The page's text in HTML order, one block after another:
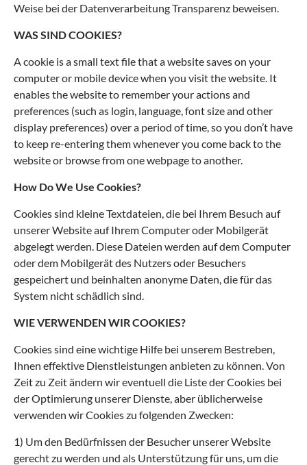
Weise bei der Datenverarbeitung Transparenz beweisen.
WAS SIND COOKIES?
A cookie is a small text file that a website saves on your
computer or mobile device when you visit the website. It
enables the website to remember your actions and
preferences (such as login, language, font size and other
display preferences) over a period of time, so you don’t have
to keep re-entering them whenever you come back to the
website or browse from one webpage to another.
How Do We Use Cookies?
Cookies sind kleine Textdateien, die bei Ihrem Besuch auf
unserer Website auf Ihrem Computer oder Mobilgerät
abgelegt werden. Diese Dateien werden auf dem Computer
oder dem Mobilgerät des Nutzers oder Besuchers
gespeichert und beinhalten anonyme Daten, die für das
System nicht schädlich sind.
WIE VERWENDEN WIR COOKIES?
Cookies sind eine wichtige Hilfe bei unserem Bestreben,
Ihnen effektive Dienstleistungen anbieten zu können. Von
Zeit zu Zeit ändern wir eventuell die Liste der Cookies bei
der Optimierung unserer Dienste, aber üblicherweise
verwenden wir Cookies zu folgenden Zwecken:
1) Um den Bedürfnissen der Besucher unserer Website
gerecht zu werden und als Unterstützung für uns, um die